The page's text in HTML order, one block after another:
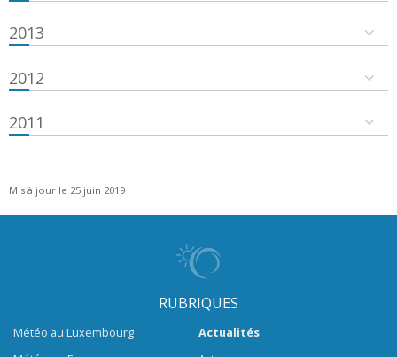
2013
2012
2011
Mis à jour le 25 juin 2019
RUBRIQUES
Météo au Luxembourg
Actualités